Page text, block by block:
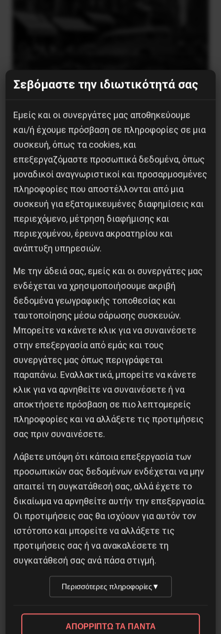
Iσπανία
5 Αυγούστου 2026
Χωρίς Νεολαία δεν υπάρχει Αλβανία
7 Αυγούστου 2026
Το ΑΙ βαθαίνει την Κρίση
4 Αυγούστου 2026
Σεβόμαστε την ιδιωτικότητά σας
Εμείς και οι συνεργάτες μας αποθηκεύουμε
και/ή έχουμε πρόσβαση σε πληροφορίες σε μια
συσκευή, όπως τα cookies, και
επεξεργαζόμαστε προσωπικά δεδομένα, όπως
μοναδικοί αναγνωριστικοί και προσαρμοσμένες
πληροφορίες που αποστέλλονται από μια
συσκευή για εξατομικευμένες διαφημίσεις και
περιεχόμενο, μέτρηση διαφήμισης και
περιεχομένου, έρευνα ακροατηρίου και
ανάπτυξη υπηρεσιών.
Με την άδειά σας, εμείς και οι συνεργάτες μας
ενδέχεται να χρησιμοποιήσουμε ακριβή
δεδομένα γεωγραφικής τοποθεσίας και
ταυτοποίησης μέσω σάρωσης συσκευών.
Μπορείτε να κάνετε κλικ για να συναινέσετε
στην επεξεργασία από εμάς και τους
συνεργάτες μας όπως περιγράφεται
παραπάνω. Εναλλακτικά, μπορείτε να κάνετε
κλικ για να αρνηθείτε να συναινέσετε ή να
αποκτήσετε πρόσβαση σε πιο λεπτομερείς
πληροφορίες και να αλλάξετε τις προτιμήσεις
σας πριν συναινέσετε.
Λάβετε υπόψη ότι κάποια επεξεργασία των
προσωπικών σας δεδομένων ενδέχεται να μην
απαιτεί τη συγκατάθεσή σας, αλλά έχετε το
δικαίωμα να αρνηθείτε αυτήν την επεξεργασία.
Οι προτιμήσεις σας θα ισχύουν για αυτόν τον
ιστότοπο και μπορείτε να αλλάξετε τις
προτιμήσεις σας ή να ανακαλέσετε τη
συγκατάθεσή σας ανά πάσα στιγμή.
Περισσότερες πληροφορίες▼
ΑΠΟΡΡΙΠΤΩ ΤΑ ΠΑΝΤΑ